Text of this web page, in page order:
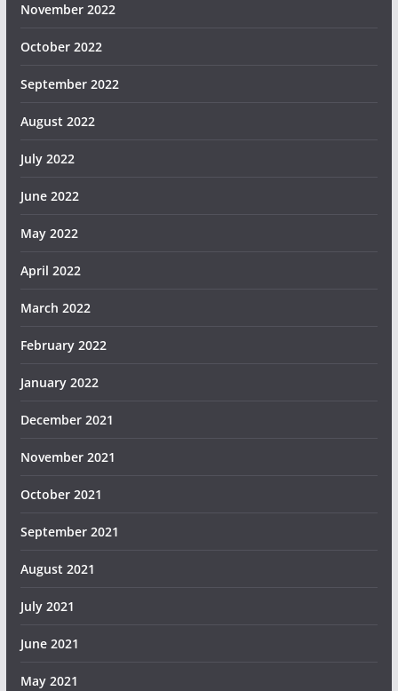
November 2022
October 2022
September 2022
August 2022
July 2022
June 2022
May 2022
April 2022
March 2022
February 2022
January 2022
December 2021
November 2021
October 2021
September 2021
August 2021
July 2021
June 2021
May 2021